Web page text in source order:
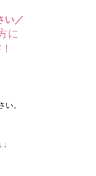
い／
に
。